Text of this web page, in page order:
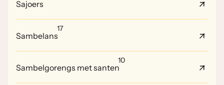
Sajoers
Sambelans
17
Sambelgorengs met santen
10